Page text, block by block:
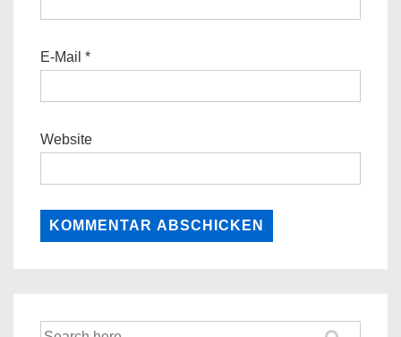
E-Mail *
Website
Suche